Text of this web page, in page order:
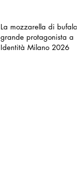
La mozzarella di bufala
grande protagonista a
Identità Milano 2026